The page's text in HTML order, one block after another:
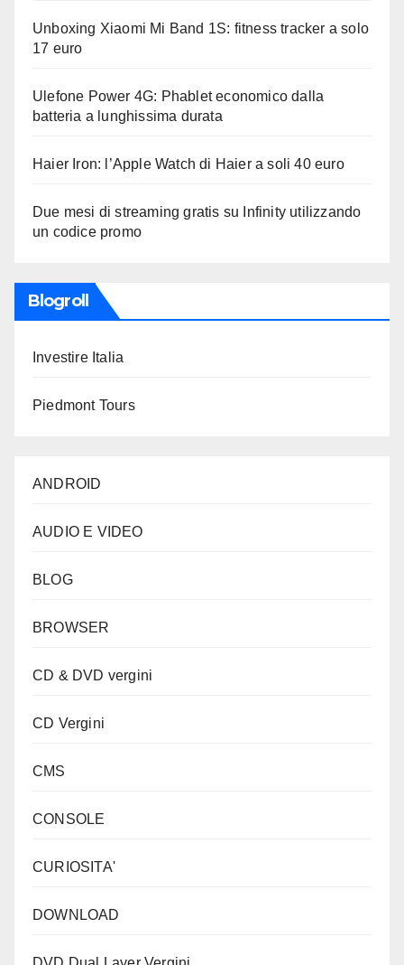
Unboxing Xiaomi Mi Band 1S: fitness tracker a solo
17 euro
Ulefone Power 4G: Phablet economico dalla
batteria a lunghissima durata
Haier Iron: l’Apple Watch di Haier a soli 40 euro
Due mesi di streaming gratis su Infinity utilizzando
un codice promo
Blogroll
Investire Italia
Piedmont Tours
ANDROID
AUDIO E VIDEO
BLOG
BROWSER
CD & DVD vergini
CD Vergini
CMS
CONSOLE
CURIOSITA'
DOWNLOAD